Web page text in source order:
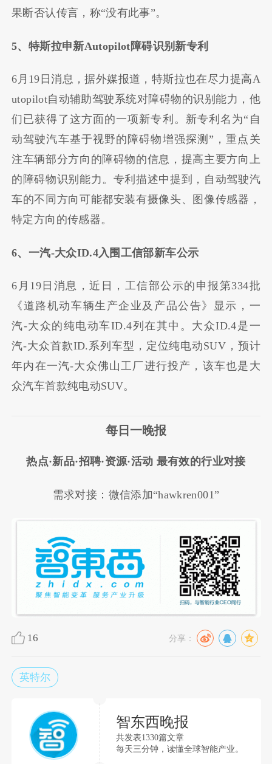
果断否认传言，称“没有此事”。
5、特斯拉申新Autopilot障碍识别新专利
6月19日消息，据外媒报道，特斯拉也在尽力提高A
utopilot自动辅助驾驶系统对障碍物的识别能力，他
们已获得了这方面的一项新专利。新专利名为“自
动驾驶汽车基于视野的障碍物增强探测”，重点关
注车辆部分方向的障碍物的信息，提高主要方向上
的障碍物识别能力。专利描述中提到，自动驾驶汽
车的不同方向可能都安装有摄像头、图像传感器，
特定方向的传感器。
6、一汽-大众ID.4入围工信部新车公示
6月19日消息，近日，工信部公示的申报第334批
《道路机动车辆生产企业及产品公告》显示，一
汽-大众的纯电动车ID.4列在其中。大众ID.4是一
汽-大众首款ID.系列车型，定位纯电动SUV，预计
年内在一汽-大众佛山工厂进行投产，该车也是大
众汽车首款纯电动SUV。
每日一晚报
热点·新品·招聘·资源·活动 最有效的行业对接
需求对接：微信添加“hawkren001”
16 分享：
英特尔
智东西晚报
共发表1330篇文章
每天三分钟，读懂全球智能产业。